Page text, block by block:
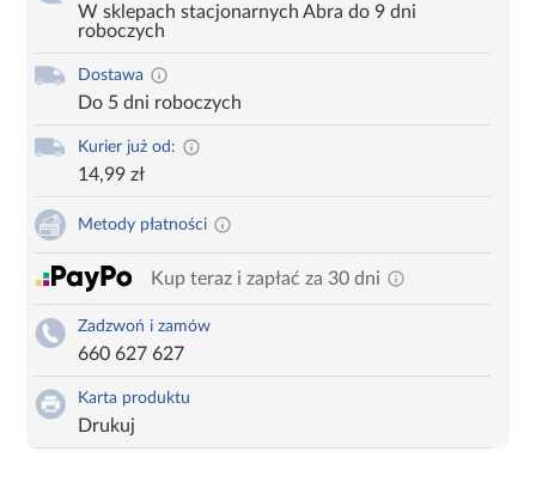
W sklepach stacjonarnych Abra do 9 dni
roboczych
Dostawa
Do 5 dni roboczych
Kurier już od:
14,99 zł
Metody płatności
Kup teraz i zapłać za 30 dni
Zadzwoń i zamów
660 627 627
Karta produktu
Drukuj